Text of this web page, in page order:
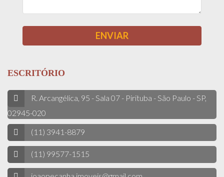
ESCRITÓRIO
R. Arcangélica, 95 - Sala 07 - Pirituba - São Paulo - SP,
02945-020
(11) 3941-8879
(11) 99577-1515